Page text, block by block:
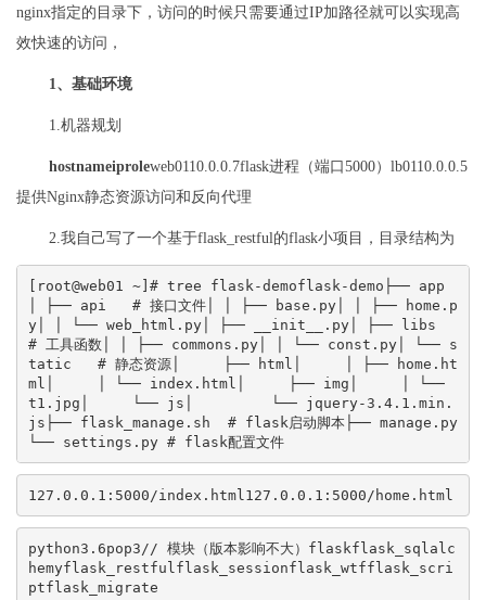
nginx指定的目录下，访问的时候只需要通过IP加路径就可以实现高
效快速的访问，
1、基础环境
1.机器规划
hostnameiproleweb0110.0.0.7flask进程（端口5000）lb0110.0.0.5
提供Nginx静态资源访问和反向代理
2.我自己写了一个基于flask_restful的flask小项目，目录结构为
[root@web01 ~]# tree flask-demoflask-demo├── app
│ ├── api   # 接口文件│ │ ├── base.py│ │ ├── home.p
y│ │ └── web_html.py│ ├── __init__.py│ ├── libs
# 工具函数│ │ ├── commons.py│ │ └── const.py│ └── s
tatic   # 静态资源│     ├── html│     │ ├── home.ht
ml│     │ └── index.html│     ├── img│     │ └──
t1.jpg│     └── js│         └── jquery-3.4.1.min.
js├── flask_manage.sh  # flask启动脚本├── manage.py
└── settings.py # flask配置文件
127.0.0.1:5000/index.html127.0.0.1:5000/home.html
python3.6pop3// 模块（版本影响不大）flaskflask_sqlalc
hemyflask_restfulflask_sessionflask_wtfflask_scri
ptflask_migrate